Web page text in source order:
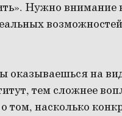
Нужно внимание
оказываешься на
тем сложнее
том, насколько